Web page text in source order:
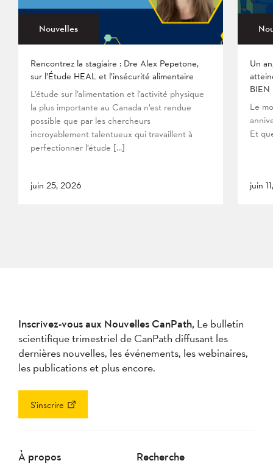
Nouvelles
Rencontrez la stagiaire : Dre Alex Pepetone,
sur l’Étude HEAL et l’insécurité alimentaire
L’étude sur l’alimentation et l’activité physique
la plus importante au Canada n’est rendue
possible que par les chercheurs
incroyablement talentueux qui travaillent à
perfectionner l’étude […]
juin 25, 2026
Un
BIEN
Le
Et
juin
Inscrivez-vous aux Nouvelles CanPath, Le bulletin
scientifique trimestriel de CanPath diffusant les
dernières nouvelles, les événements, les webinaires,
les publications et plus encore.
S’inscrire
À propos Recherche